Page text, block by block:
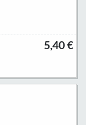
5,40 €